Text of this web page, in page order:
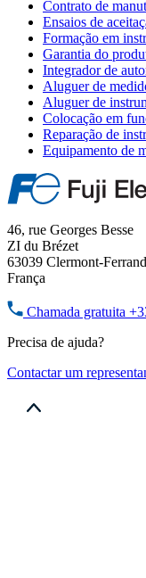
Contrato de
Ensaios de
Formação em
Garantia do
Integrador de
Aluguer de
Aluguer de
Colocação em
Reparação de
Equipamento de
46, rue Georges Besse
ZI du Brézet
63039 Clermont-
França
Chamada gratuita
Precisa de ajuda?
Contactar um